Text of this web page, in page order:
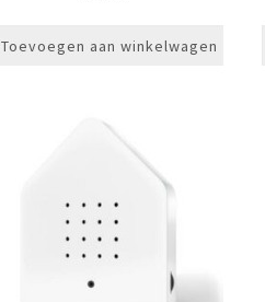
Toevoegen aan winkelwagen